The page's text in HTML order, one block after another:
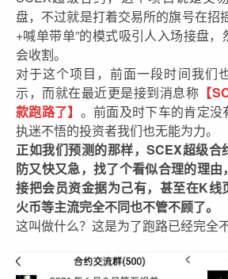
盘，不过就是打着交易所的旗号在招
+喊单带单”的模式吸引人入场接盘
会收割。
对于这个项目，前面一段时间我们
示，而就在最近更是接到消息称 【
款跑路了】 。前面及时下车的肯定
执迷不悟的投资者我们也无能为力。
正如我们预测的那样，SCEX超级合
防又快又急，找了个看似合理的理
接把会员资金据为己有，甚至在K线
火币等主流完全不同也不管不顾了。
这叫做什么？这是为了跑路已经完全